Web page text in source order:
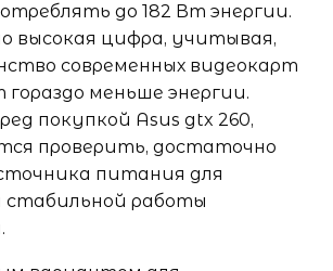
до 182 Вт энергии.
высокая цифра, учитывая,
современных видеокарт
меньше энергии.
покупкой Asus gtx 260,
проверить, достаточно
питания для
стабильной работы